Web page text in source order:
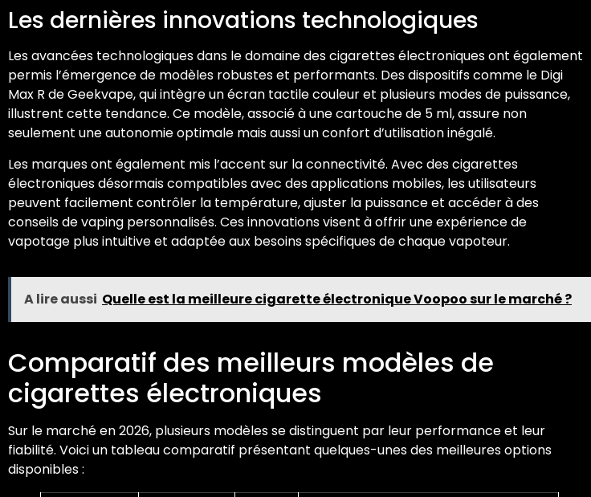
Les dernières innovations technologiques
Les avancées technologiques dans le domaine des cigarettes électroniques ont également
permis l’émergence de modèles robustes et performants. Des dispositifs comme le Digi
Max R de Geekvape, qui intègre un écran tactile couleur et plusieurs modes de puissance,
illustrent cette tendance. Ce modèle, associé à une cartouche de 5 ml, assure non
seulement une autonomie optimale mais aussi un confort d’utilisation inégalé.
Les marques ont également mis l’accent sur la connectivité. Avec des cigarettes
électroniques désormais compatibles avec des applications mobiles, les utilisateurs
peuvent facilement contrôler la température, ajuster la puissance et accéder à des
conseils de vaping personnalisés. Ces innovations visent à offrir une expérience de
vapotage plus intuitive et adaptée aux besoins spécifiques de chaque vapoteur.
A lire aussi Quelle est la meilleure cigarette électronique Voopoo sur le marché ?
Comparatif des meilleurs modèles de
cigarettes électroniques
Sur le marché en 2026, plusieurs modèles se distinguent par leur performance et leur
fiabilité. Voici un tableau comparatif présentant quelques-unes des meilleures options
disponibles :